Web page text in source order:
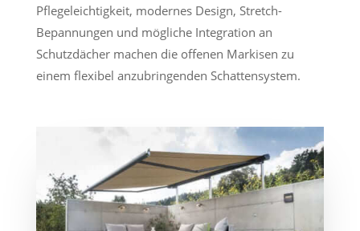
Pflegeleichtigkeit, modernes Design, Stretch-
Bepannungen und mögliche Integration an
Schutzdächer machen die offenen Markisen zu
einem flexibel anzubringenden Schattensystem.